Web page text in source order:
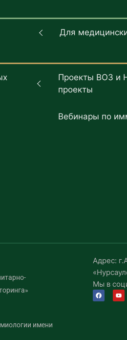
Для
Проекты ВОЗ и
проекты
Вебинары по
имени
Адрес:
Мы в